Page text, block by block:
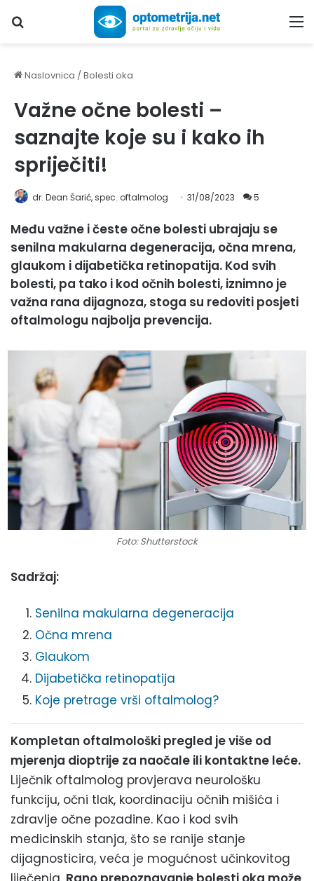
Upiši traženi pojam...
Naslovnica /Bolesti oka
Važne očne bolesti –
saznajte koje su i kako ih
spriječiti!
dr. Dean Šarić, spec. oftalmolog 31/08/2023 5
Među važne i česte očne bolesti ubrajaju se
senilna makularna degeneracija, očna mrena,
glaukom i dijabetička retinopatija. Kod svih
bolesti, pa tako i kod očnih bolesti, iznimno je
važna rana dijagnoza, stoga su redoviti posjeti
oftalmologu najbolja prevencija.
Foto: Shutterstock
Sadržaj:
Senilna makularna degeneracija
Očna mrena
Glaukom
Dijabetička retinopatija
Koje pretrage vrši oftalmolog?
Kompletan oftalmološki pregled je više od
mjerenja dioptrije za naočale ili kontaktne leće.
Liječnik oftalmolog provjerava neurološku
funkciju, očni tlak, koordinaciju očnih mišića i
zdravlje očne pozadine. Kao i kod svih
medicinskih stanja, što se ranije stanje
dijagnosticira, veća je mogućnost učinkovitog